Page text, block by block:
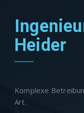
Heider
Komplexe
Art.